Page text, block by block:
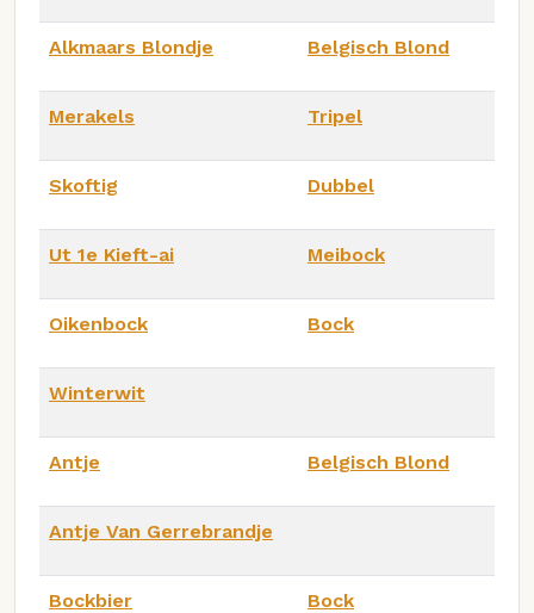
Alkmaars Blondje Belgisch Blond
Merakels Tripel
Skoftig Dubbel
Ut 1e Kieft-ai Meibock
Oikenbock Bock
Winterwit
Antje Belgisch Blond
Antje Van Gerrebrandje
Bockbier Bock